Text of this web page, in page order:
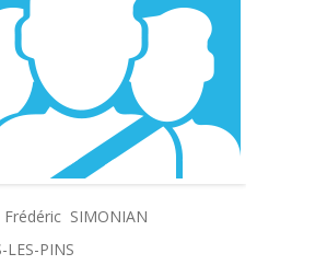
Frédéric SIMONIAN
LES-PINS